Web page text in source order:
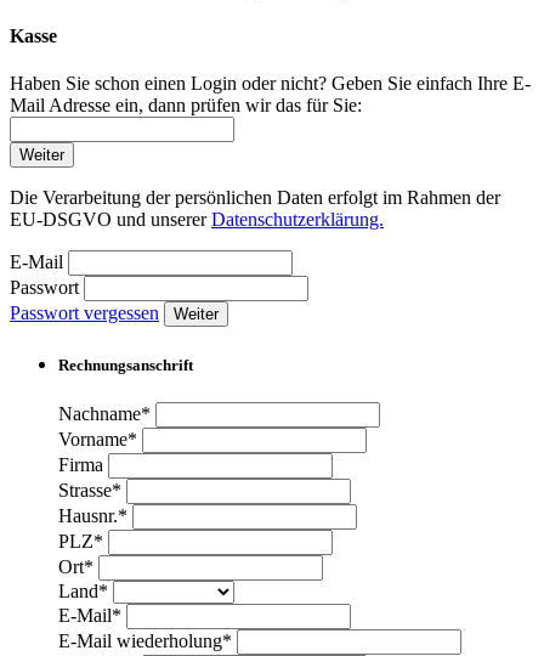
Kasse
Haben Sie schon einen Login oder nicht? Geben Sie einfach Ihre E-
Mail Adresse ein, dann prüfen wir das für Sie:
Weiter
Die Verarbeitung der persönlichen Daten erfolgt im Rahmen der
EU-DSGVO und unsererDatenschutzerklärung.
E-Mail
Passwort
Passwort vergessen
Weiter
Rechnungsanschrift
Nachname*
Vorname*
Firma
Strasse*
Hausnr.*
PLZ*
Ort*
Land*
E-Mail*
E-Mail wiederholung*